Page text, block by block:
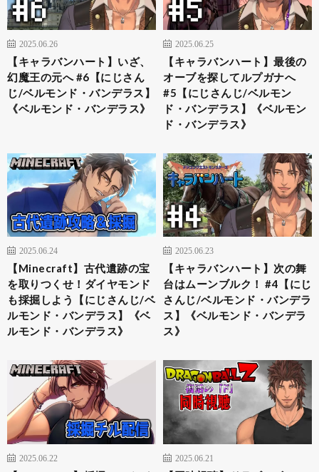
2025.06.26
【キャラバンハート】いざ、
幻魔王の元へ #6【にじさん
じ/ベルモンド・バンデラス】
《ベルモンド・バンデラス》
2025.06.25
【キャラバンハート】最後の
オーブを探してルプガナへ
#5【にじさんじ/ベルモン
ド・バンデラス】《ベルモン
ド・バンデラス》
2025.06.24
【Minecraft】古代遺跡の宝
を取りつくせ！ダイヤモンド
も採掘しよう【にじさんじ/ベ
ルモンド・バンデラス】《ベ
ルモンド・バンデラス》
2025.06.23
【キャラバンハート】次の舞
台はムーンブルク！ #4【にじ
さんじ/ベルモンド・バンデラ
ス】《ベルモンド・バンデラ
ス》
2025.06.22 2025.06.21